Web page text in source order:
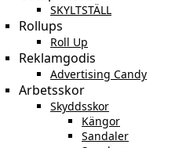
SKYLTSTÄLL
Rollups
Roll Up
Reklamgodis
Advertising Candy
Arbetsskor
Skyddsskor
Kängor
Sandaler